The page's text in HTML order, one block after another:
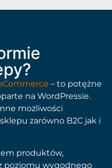
– to potężne
na WordPressie.
możliwości
zarówno B2C jak i
produktów,
poziomu wygodnego